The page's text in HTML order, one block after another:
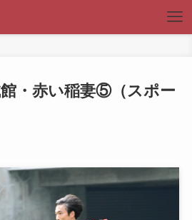
・赤い稲妻⑤（スポー